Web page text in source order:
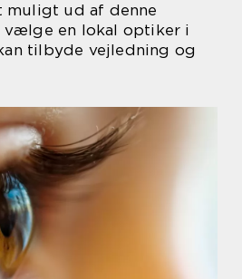
muligt ud af denne
vælge en lokal optiker i
tilbyde vejledning og